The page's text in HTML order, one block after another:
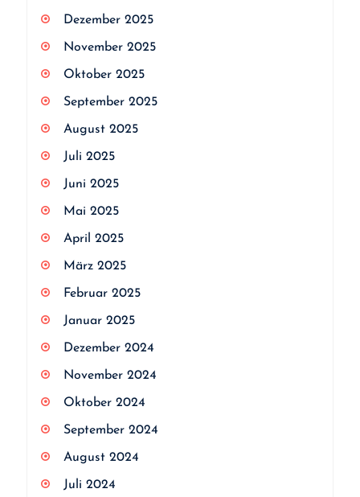
Dezember 2025
November 2025
Oktober 2025
September 2025
August 2025
Juli 2025
Juni 2025
Mai 2025
April 2025
März 2025
Februar 2025
Januar 2025
Dezember 2024
November 2024
Oktober 2024
September 2024
August 2024
Juli 2024